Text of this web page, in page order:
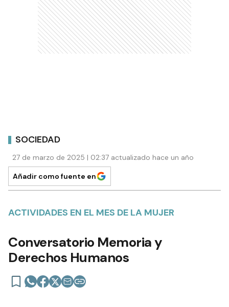
SOCIEDAD
27 de marzo de 2025 | 02:37 actualizado hace un año
Añadir como fuente en
ACTIVIDADES EN EL MES DE LA MUJER
Conversatorio Memoria y
Derechos Humanos